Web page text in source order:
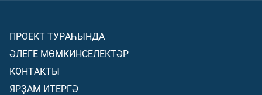
ПРОЕКТ ТУРАҺЫНДА
ӘЛЕГЕ МӨМКИНСЕЛЕКТӘР
КОНТАКТЫ
ЯРҘАМ ИТЕРГӘ